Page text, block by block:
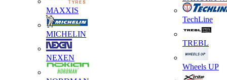
MAXXIS
MICHELIN
NEXEN
TechLine
TREBL
Wheels UP